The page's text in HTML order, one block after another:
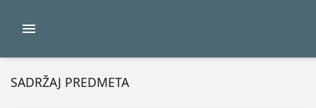
SADRŽAJ PREDMETA